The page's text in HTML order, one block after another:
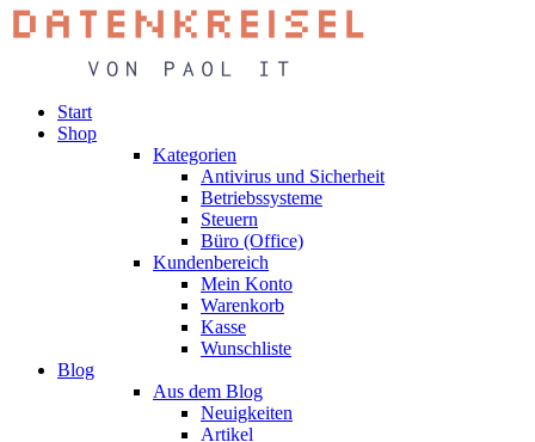
Start
Shop
Kategorien
Antivirus und Sicherheit
Betriebssysteme
Steuern
Büro (Office)
Kundenbereich
Mein Konto
Warenkorb
Kasse
Wunschliste
Blog
Aus dem Blog
Neuigkeiten
Artikel